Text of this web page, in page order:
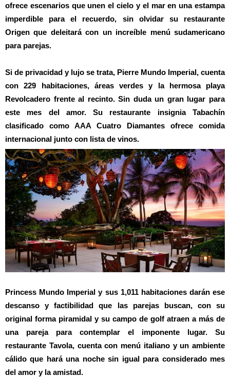
ofrece escenarios que unen el cielo y el mar en una estampa
imperdible para el recuerdo, sin olvidar su restaurante
Origen que deleitará con un increíble menú sudamericano
para parejas.
Si de privacidad y lujo se trata, Pierre Mundo Imperial, cuenta
con 229 habitaciones, áreas verdes y la hermosa playa
Revolcadero frente al recinto. Sin duda un gran lugar para
este mes del amor. Su restaurante insignia Tabachín
clasificado como AAA Cuatro Diamantes ofrece comida
internacional junto con lista de vinos.
Princess Mundo Imperial y sus 1,011 habitaciones darán ese
descanso y factibilidad que las parejas buscan, con su
original forma piramidal y su campo de golf atraen a más de
una pareja para contemplar el imponente lugar. Su
restaurante Tavola, cuenta con menú italiano y un ambiente
cálido que hará una noche sin igual para considerado mes
del amor y la amistad.